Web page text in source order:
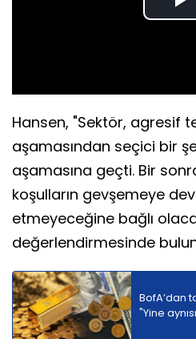
Hansen, "Sektör, agresif
aşamasından seçici bir
aşamasına geçti. Bir
koşulların gevşemeye
etmeyeceğine bağlı
değerlendirmesinde
BofA’dan
"Yine